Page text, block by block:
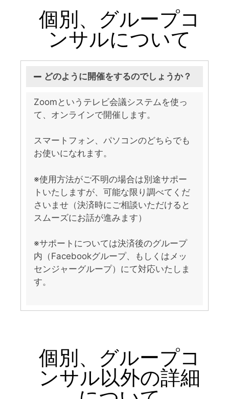
個別、グループコ
ンサルについて
どのように開催をするのでしょうか？
Zoomというテレビ会議システムを使っ
て、オンラインで開催します。
スマートフォン、パソコンのどちらでも
お使いになれます。
※使用方法がご不明の場合は別途サポー
トいたしますが、可能な限り調べてくだ
さいませ（決済時にご相談いただけると
スムーズにお話が進みます）
※サポートについては決済後のグループ
内（Facebookグループ、もしくはメッ
センジャーグループ）にて対応いたしま
す。
個別、グループコ
ンサル以外の詳細